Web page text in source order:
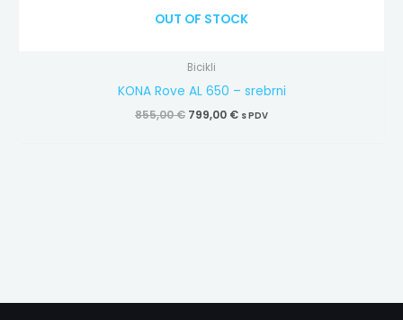
OUT OF STOCK
Bicikli
KONA Rove AL 650 – srebrni
855,00€ 799,00 € s PDV